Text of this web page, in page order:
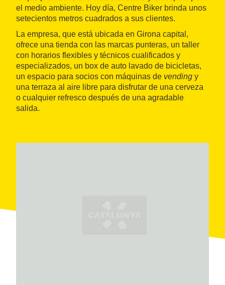
el medio ambiente. Hoy día, Centre Biker brinda unos
setecientos metros cuadrados a sus clientes.
La empresa, que está ubicada en Girona capital,
ofrece una tienda con las marcas punteras, un taller
con horarios flexibles y técnicos cualificados y
especializados, un box de auto lavado de bicicletas,
un espacio para socios con máquinas de vending y
una terraza al aire libre para disfrutar de una cerveza
o cualquier refresco después de una agradable
salida.